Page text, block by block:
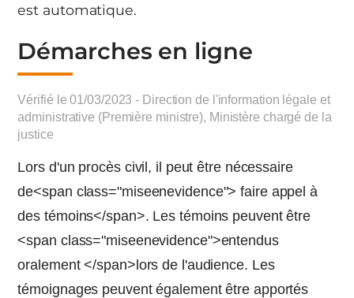
est automatique.
Démarches en ligne
Vérifié le 01/03/2023 - Direction de l'information légale et
administrative (Première ministre), Ministère chargé de la
justice
Lors d'un procès civil, il peut être nécessaire
de<span class="miseenevidence"> faire appel à
des témoins</span>. Les témoins peuvent être
<span class="miseenevidence">entendus
oralement </span>lors de l'audience. Les
témoignages peuvent également être apportés